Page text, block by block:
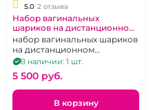
5.0 2 отзыва
Набор вагинальных
шариков на дистанционном
управлении
набор вагинальных шариков
на дистанционном
управлении
В наличии: 1 шт.
5 500 pуб.
В корзину